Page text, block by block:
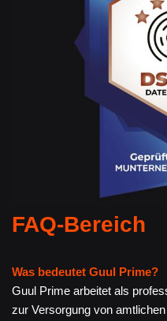
FAQ-Bereich
Was bedeutet Guul Prime?
Guul Prime arbeitet als
zur Versorgung von